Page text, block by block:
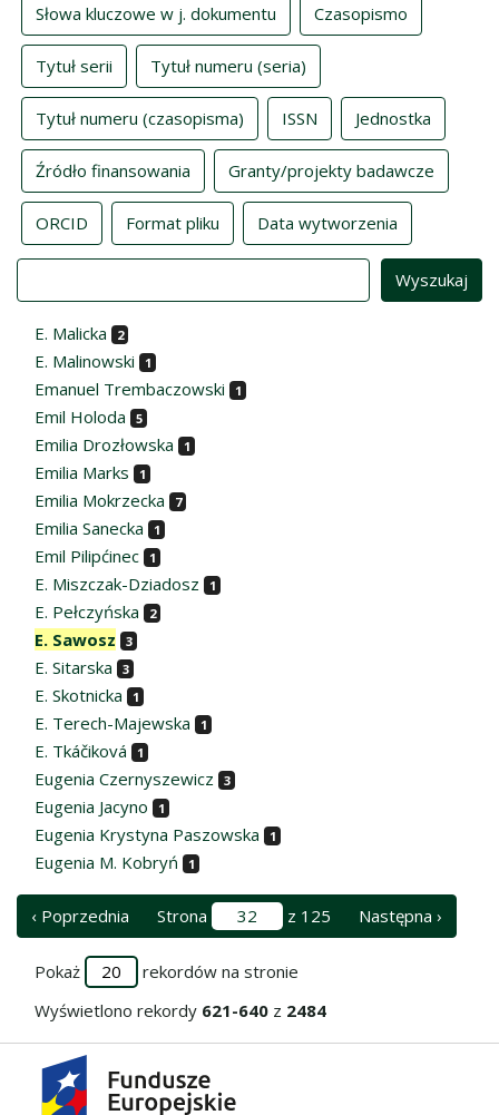
Słowa kluczowe w j. dokumentu Czasopismo
Tytuł serii Tytuł numeru (seria)
Tytuł numeru (czasopisma) ISSN Jednostka
Źródło finansowania Granty/projekty badawcze
ORCID Format pliku Data wytworzenia
E. Malicka 2
E. Malinowski 1
Emanuel Trembaczowski 1
Emil Holoda 5
Emilia Drozłowska 1
Emilia Marks 1
Emilia Mokrzecka 7
Emilia Sanecka 1
Emil Pilipćinec 1
E. Miszczak-Dziadosz 1
E. Pełczyńska 2
E. Sawosz 3
E. Sitarska 3
E. Skotnicka 1
E. Terech-Majewska 1
E. Tkáčiková 1
Eugenia Czernyszewicz 3
Eugenia Jacyno 1
Eugenia Krystyna Paszowska 1
Eugenia M. Kobryń 1
‹ Poprzednia Strona z 125 Następna ›
Pokaż
rekordów na stronie
Wyświetlono rekordy 621-640 z 2484